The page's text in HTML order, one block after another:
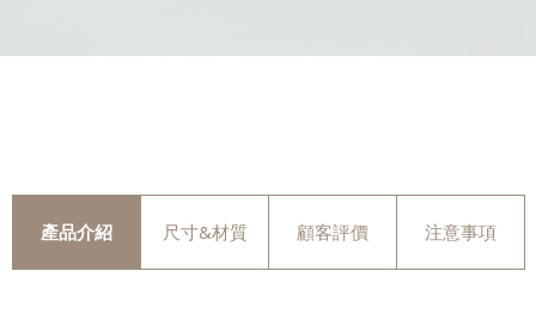
產品介紹 尺寸&材質 顧客評價 注意事項